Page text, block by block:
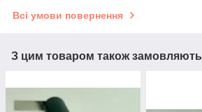
Всі умови повернення
З цим товаром також замовляють